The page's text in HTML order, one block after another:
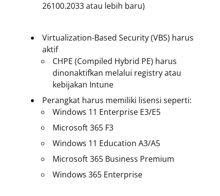
26100.2033 atau lebih baru)
Virtualization-Based Security (VBS) harus
aktif
CHPE (Compiled Hybrid PE) harus
dinonaktifkan melalui registry atau
kebijakan Intune
Perangkat harus memiliki lisensi seperti:
Windows 11 Enterprise E3/E5
Microsoft 365 F3
Windows 11 Education A3/A5
Microsoft 365 Business Premium
Windows 365 Enterprise